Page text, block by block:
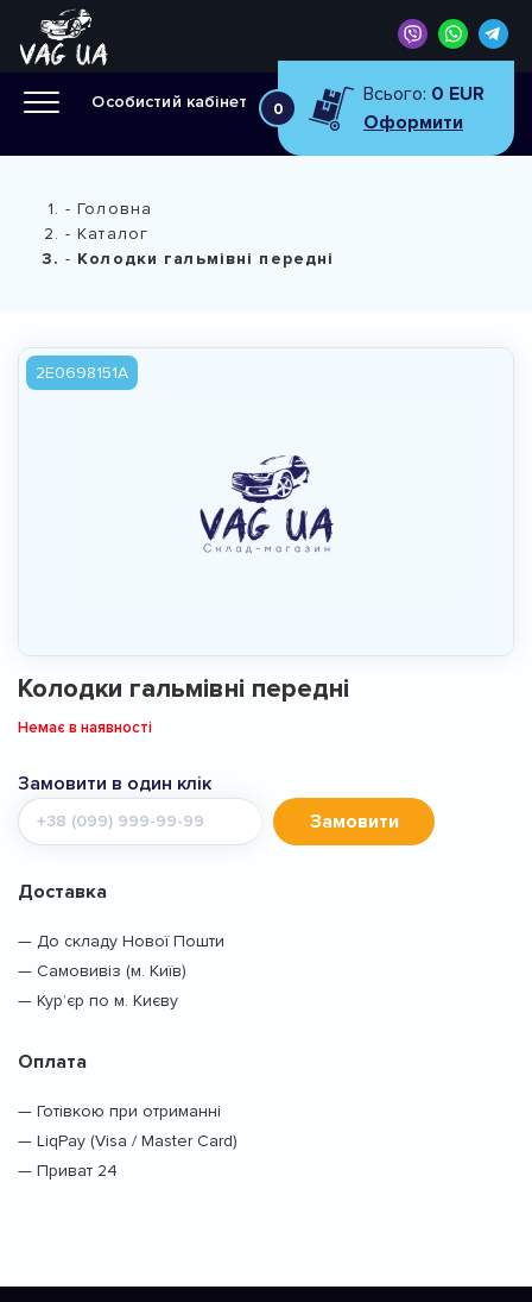
Особистий кабінет 0
Всього: 0 EUR
Оформити
Головна
Каталог
Колодки гальмівні передні
2E0698151A
Колодки гальмівні передні
Немає в наявності
Замовити в один клік
Мобільний
телефон
Замовити
Доставка
— До складу Нової Пошти
— Самовивіз (м. Київ)
— Кур’єр по м. Києву
Оплата
— Готівкою при отриманні
— LiqPay (Visa / Master Card)
— Приват 24